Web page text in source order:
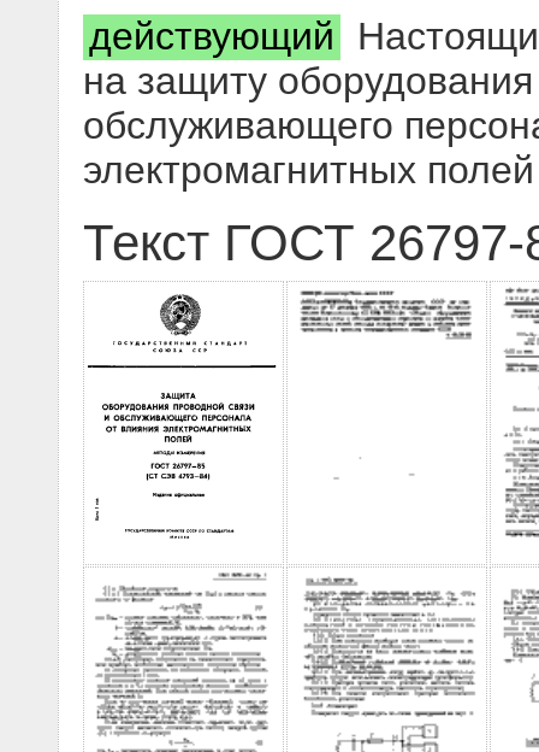
действующий
на защиту
обслуживающего
электромагнитных полей
Текст ГОСТ 26797-